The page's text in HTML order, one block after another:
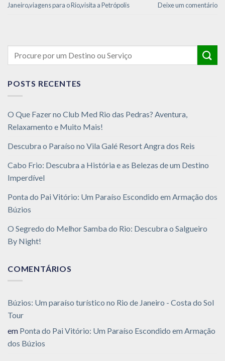
Janeiro,viagens para o Rio,visita a Petrópolis Deixe um comentário
POSTS RECENTES
O Que Fazer no Club Med Rio das Pedras? Aventura,
Relaxamento e Muito Mais!
Descubra o Paraíso no Vila Galé Resort Angra dos Reis
Cabo Frio: Descubra a História e as Belezas de um Destino
Imperdível
Ponta do Pai Vitório: Um Paraíso Escondido em Armação dos
Búzios
O Segredo do Melhor Samba do Rio: Descubra o Salgueiro
By Night!
COMENTÁRIOS
Búzios: Um paraíso turístico no Rio de Janeiro - Costa do Sol
Tour
em Ponta do Pai Vitório: Um Paraíso Escondido em Armação
dos Búzios